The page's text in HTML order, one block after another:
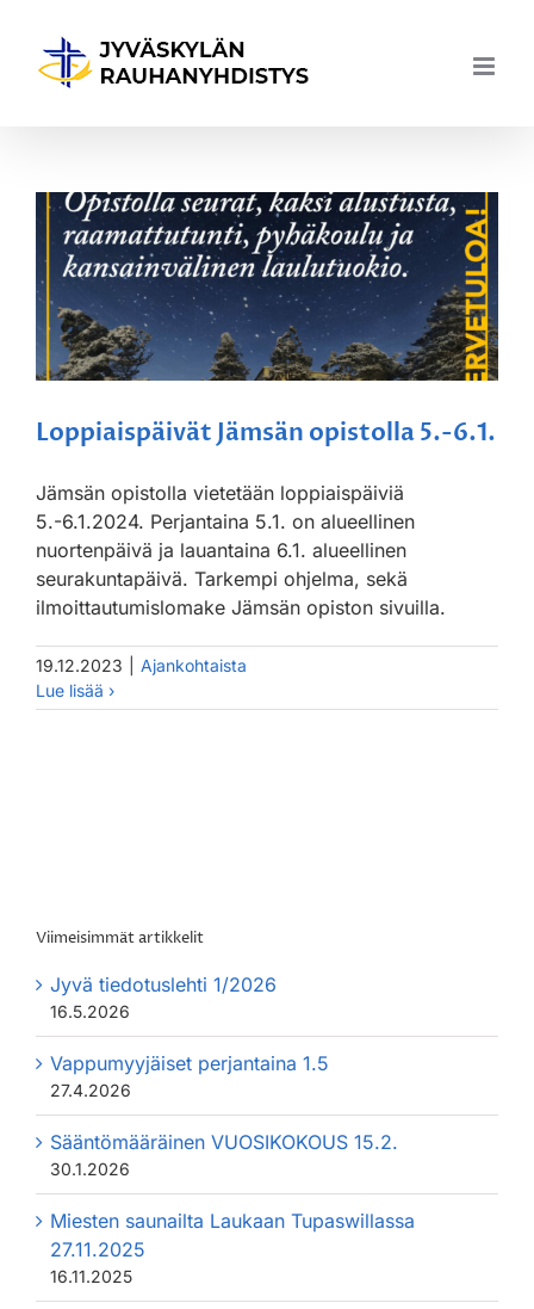
content
Loppiaispäivät Jämsän opistolla 5.-6.1.
Jämsän opistolla vietetään loppiaispäiviä
5.-6.1.2024. Perjantaina 5.1. on alueellinen
nuortenpäivä ja lauantaina 6.1. alueellinen
seurakuntapäivä. Tarkempi ohjelma, sekä
ilmoittautumislomake Jämsän opiston sivuilla.
19.12.2023 Ajankohtaista
Viimeisimmät artikkelit
Jyvä tiedotuslehti 1/2026
16.5.2026
Vappumyyjäiset perjantaina 1.5
27.4.2026
Sääntömääräinen VUOSIKOKOUS 15.2.
30.1.2026
Miesten saunailta Laukaan Tupaswillassa
27.11.2025
16.11.2025